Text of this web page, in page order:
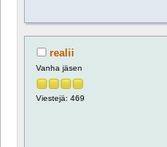
realii
Vanha jäsen
Viestejä: 469